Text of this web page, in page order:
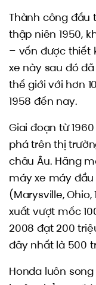
Thành công đầu
thập niên 1950,
– vốn được thiết
xe này sau đó
thế giới với hơn
1958 đến nay.
Giai đoạn từ
phá trên thị
châu Âu. Hãng
máy xe máy đầu
(Marysville, Ohio,
xuất vượt mốc
2008 đạt 200
đây nhất là 500
Honda luôn